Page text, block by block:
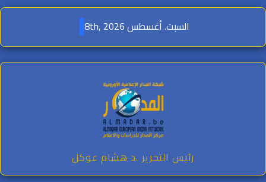
Skip
content
السبت. أغسطس 8th, 2026
رئيس التحرير .د هشام عوكل